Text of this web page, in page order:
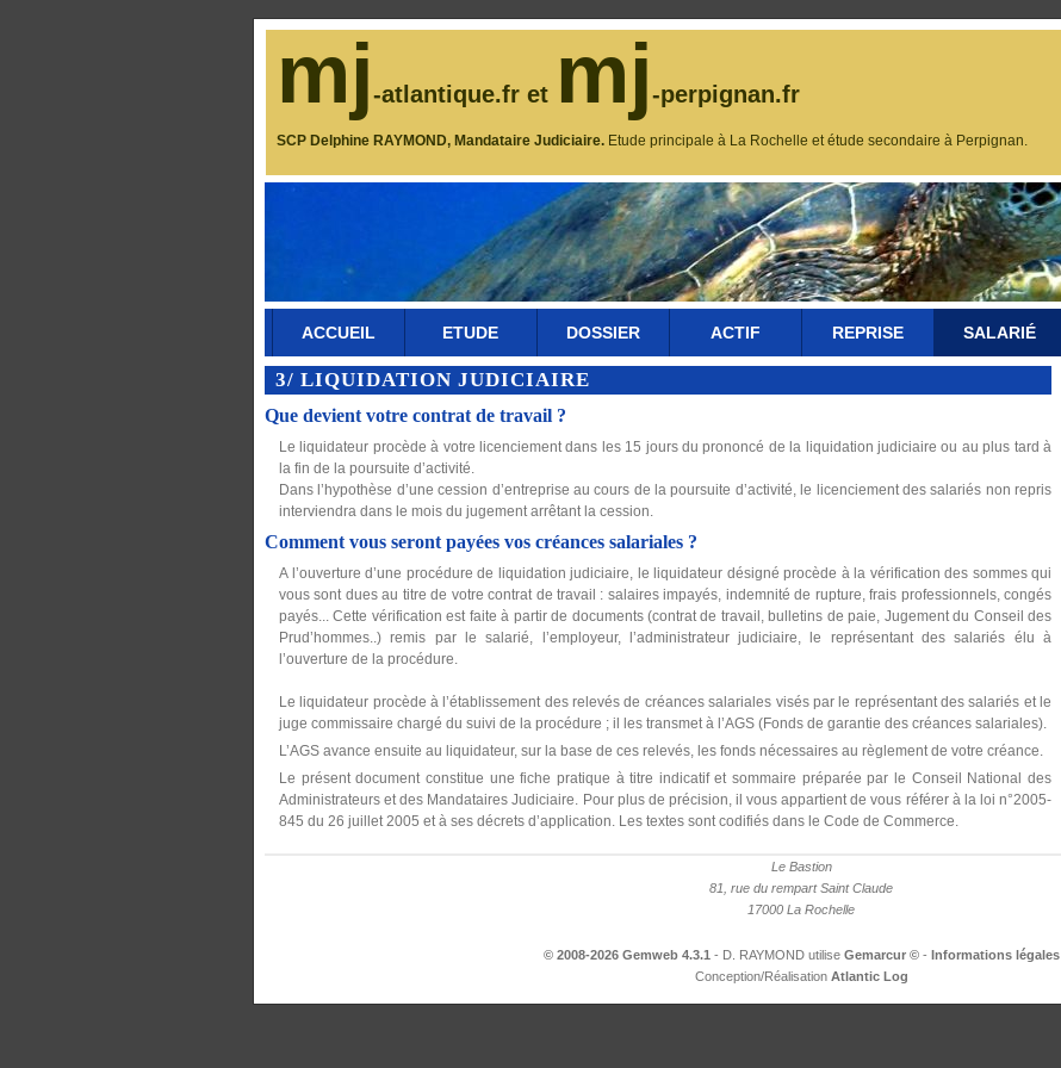
mj-atlantique.fr et mj-perpignan.fr
SCP Delphine RAYMOND, Mandataire Judiciaire. Etude principale à La Rochelle et étude secondaire à Perpignan.
ACCUEIL ETUDE DOSSIER ACTIF REPRISE SALARIÉ
3/ LIQUIDATION JUDICIAIRE
Que devient votre contrat de travail ?
Le liquidateur procède à votre licenciement dans les 15 jours du prononcé de la liquidation judiciaire ou au plus tard à
la fin de la poursuite d’activité.
Dans l’hypothèse d’une cession d’entreprise au cours de la poursuite d’activité, le licenciement des salariés non repris
interviendra dans le mois du jugement arrêtant la cession.
Comment vous seront payées vos créances salariales ?
A l’ouverture d’une procédure de liquidation judiciaire, le liquidateur désigné procède à la vérification des sommes qui
vous sont dues au titre de votre contrat de travail : salaires impayés, indemnité de rupture, frais professionnels, congés
payés... Cette vérification est faite à partir de documents (contrat de travail, bulletins de paie, Jugement du Conseil des
Prud’hommes..) remis par le salarié, l’employeur, l’administrateur judiciaire, le représentant des salariés élu à
l’ouverture de la procédure.
Le liquidateur procède à l’établissement des relevés de créances salariales visés par le représentant des salariés et le
juge commissaire chargé du suivi de la procédure ; il les transmet à l’AGS (Fonds de garantie des créances salariales).
L’AGS avance ensuite au liquidateur, sur la base de ces relevés, les fonds nécessaires au règlement de votre créance.
Le présent document constitue une fiche pratique à titre indicatif et sommaire préparée par le Conseil National des
Administrateurs et des Mandataires Judiciaire. Pour plus de précision, il vous appartient de vous référer à la loi n°2005-
845 du 26 juillet 2005 et à ses décrets d’application. Les textes sont codifiés dans le Code de Commerce.
Le Bastion
81, rue du rempart Saint Claude
17000 La Rochelle
© 2008-2026 Gemweb 4.3.1 - D. RAYMOND utilise Gemarcur © - Informations légales
Conception/Réalisation Atlantic Log